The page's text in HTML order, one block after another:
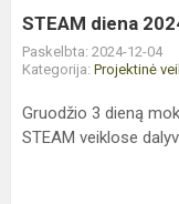
STEAM diena
Paskelbta: 2024-12-04
Kategorija: Projektinė
Gruodžio 3 dieną
STEAM veiklose